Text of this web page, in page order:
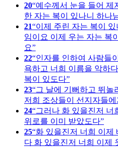
20 예수께서 눈을 들어 제
한 자는 복이 있나니 하나
21 이제 주린 자는 복이
임이요 이제 우는 자는 복
요
22 인자를 인하여 사람들
욕하고 너희 이름을 악하
복이 있도다
23 그 날에 기뻐하고 뛰놀
저희 조상들이 선지자들
24 그러나 화 있을진저 너
위로를 이미 받았도다
25 화 있을진저 너희 이제
다 화 있을진저 너희 이제